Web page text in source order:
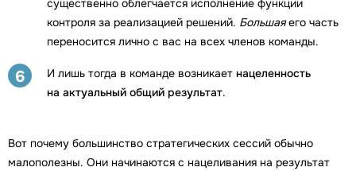
существенно облегчается исполнение функции
контроля за реализацией решений. Большаяего часть
переносится лично с вас на всех членов команды.
6 И лишь тогда в команде возникает нацеленность
на актуальный общий результат.
Вот почему большинство стратегических сессий обычно
малополезны. Они начинаются с нацеливания на результат